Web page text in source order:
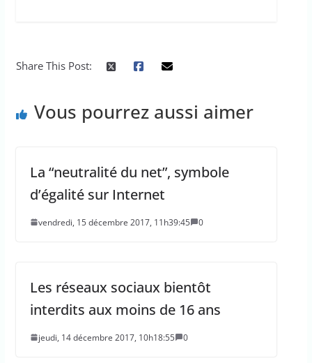
Share This Post:
Vous pourrez aussi aimer
La “neutralité du net”, symbole
d’égalité sur Internet
vendredi, 15 décembre 2017, 11h39:45 0
Les réseaux sociaux bientôt
interdits aux moins de 16 ans
jeudi, 14 décembre 2017, 10h18:55 0